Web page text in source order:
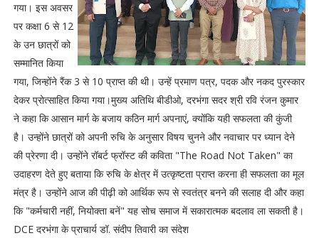
गया। इस अवसर
पर कक्षा 6 से 12
के उन छात्रों को
सम्मानित किया
गया, जिन्होंने रैंक 3 से 10 प्राप्त की थी। उन्हें प्रमाण पत्र, पदक और नकद पुरस्कार
देकर प्रोत्साहित किया गया।मुख्य अतिथि बीडीओ, दरभंगा सदर श्री रवि रंजन कुमार
ने कहा कि आसान मार्ग के बजाय कठिन मार्ग अपनाएं, क्योंकि यही सफलता की कुंजी
है। उन्होंने छात्रों को अपनी रुचि के अनुसार विषय चुनने और नवाचार पर ध्यान देने
की प्रेरणा दी। उन्होंने रॉबर्ट फ्रॉस्ट की कविता "The Road Not Taken" का
उदाहरण देते हुए बताया कि रुचि के क्षेत्र में उत्कृष्टता प्राप्त करना ही सफलता का मूल
मंत्र है। उन्होंने आज की पीढ़ी को आर्थिक रूप से स्वतंत्र बनने की सलाह दी और कहा
कि "कर्मचारी नहीं, नियोक्ता बनें" यह सोच समाज में सकारात्मक बदलाव ला सकती है।
DCE दरभंगा के प्राचार्य डॉ. संदीप तिवारी का संदेश